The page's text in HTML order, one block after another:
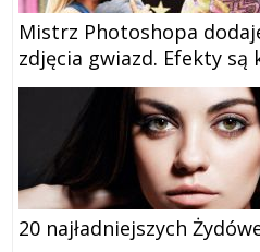
Mistrz Photoshopa
zdjęcia gwiazd. Efekty są
20 najładniejszych